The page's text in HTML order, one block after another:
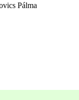
Pálma